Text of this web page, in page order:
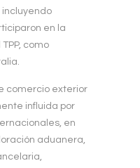
incluyendo
en la
como
comercio exterior
influida por
en
aduanera,